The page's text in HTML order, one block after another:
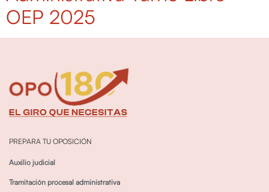
OEP 2025
PREPARA TU OPOSICIÓN
Auxilio judicial
Tramitación procesal administrativa